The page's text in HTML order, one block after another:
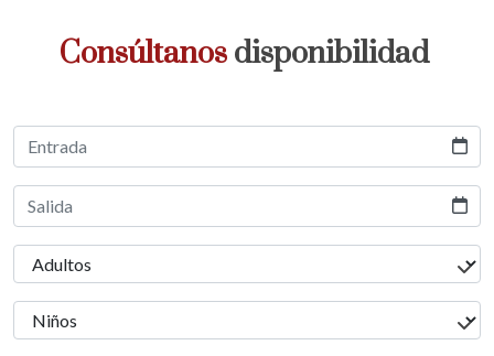
Consúltanosdisponibilidad